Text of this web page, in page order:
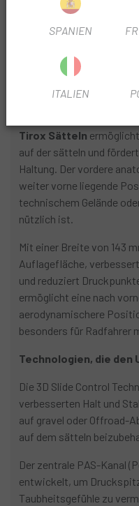
Kraftübertragung beim
unbefestigten Straßen.
Anatomische Form
Tirox Sätteln
auf der sätteln und
Haltung. Der vordere
weiter vorne liegende
technischem Gelände
nützlich ist.
Mit einer Breite von 143
Auflagefläche,
und reduziert
ermöglicht eine nach
aerodynamischere
besonders für Radfahrer
Technologien, die den
Die 3D Slide Control
verbesserten Halt und
auf gravel oder Offroad-
auf dem sätteln
Der zentrale PAS-Kanal
entwickelt, um
Taubheitsgefühle zu
SPANIEN
ITALIEN